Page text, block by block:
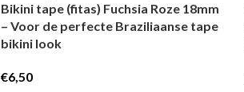
Bikini tape (fitas) Fuchsia Roze 18mm
– Voor de perfecte Braziliaanse tape
bikini look
€6,50